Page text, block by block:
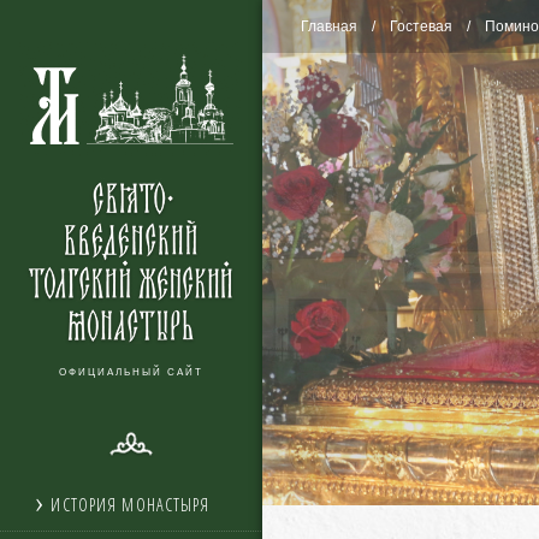
ОФИЦИАЛЬНЫЙ САЙТ
ИСТОРИЯ МОНАСТЫРЯ
Главная Гостевая